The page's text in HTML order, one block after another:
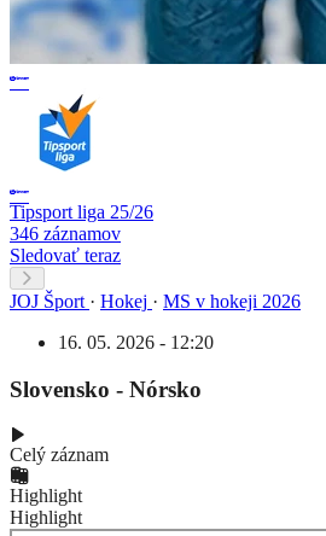
Tipsport liga 25/26
346 záznamov
Sledovať teraz
JOJ Šport · Hokej · MS v hokeji 2026
16. 05. 2026 - 12:20
Slovensko - Nórsko
Celý záznam
Highlight
Highlight